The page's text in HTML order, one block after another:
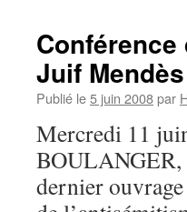
Conférence
Juif
Publié le5 juin 2008par
Mercredi 11
BOULANGER,
dernier